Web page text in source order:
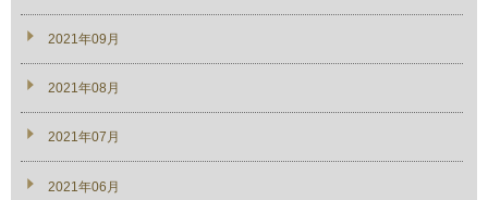
2021年09月
2021年08月
2021年07月
2021年06月